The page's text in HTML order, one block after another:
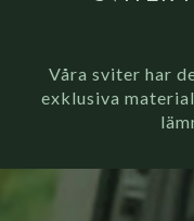
Våra sviter har
exklusiva